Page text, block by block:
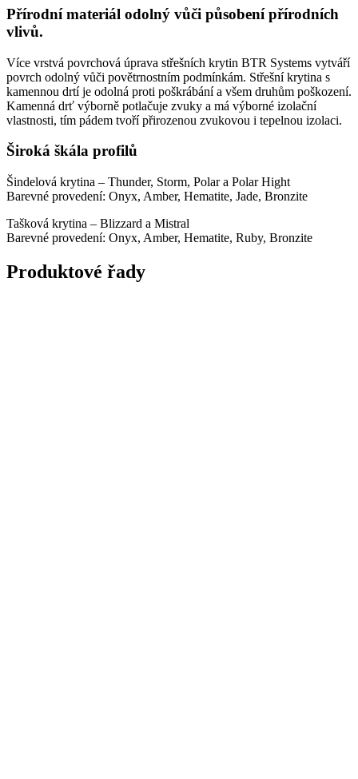
Přírodní materiál odolný vůči působení přírodních
vlivů.
Více vrstvá povrchová úprava střešních krytin BTR Systems vytváří
povrch odolný vůči povětrnostním podmínkám. Střešní krytina s
kamennou drtí je odolná proti poškrábání a všem druhům poškození.
Kamenná drť výborně potlačuje zvuky a má výborné izolační
vlastnosti, tím pádem tvoří přirozenou zvukovou i tepelnou izolaci.
Široká škála profilů
Šindelová krytina – Thunder, Storm, Polar a Polar Hight
Barevné provedení: Onyx, Amber, Hematite, Jade, Bronzite
Tašková krytina – Blizzard a Mistral
Barevné provedení: Onyx, Amber, Hematite, Ruby, Bronzite
Produktové řady